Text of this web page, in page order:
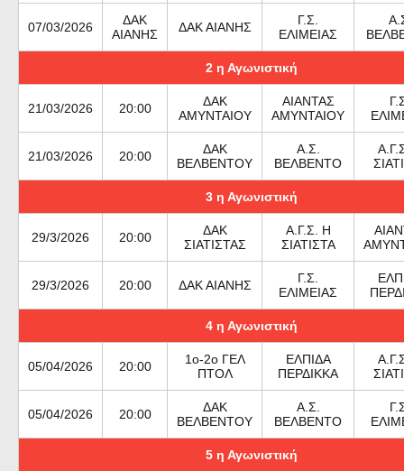
07/03/2026
ΔΑΚ
ΑΙΑΝΗΣ
ΔΑΚ ΑΙΑΝΗΣ
Γ.Σ.
ΕΛΙΜΕΙΑΣ
2 η Αγωνιστική
21/03/2026 20:00
ΔΑΚ
ΑΜΥΝΤΑΙΟΥ
ΑΙΑΝΤΑΣ
ΑΜΥΝΤΑΙΟΥ
21/03/2026 20:00
ΔΑΚ
ΒΕΛΒΕΝΤΟΥ
Α.Σ.
ΒΕΛΒΕΝΤΟ
3 η Αγωνιστική
29/3/2026 20:00
ΔΑΚ
ΣΙΑΤΙΣΤΑΣ
Α.Γ.Σ. Η
ΣΙΑΤΙΣΤΑ
29/3/2026 20:00 ΔΑΚ ΑΙΑΝΗΣ
Γ.Σ.
ΕΛΙΜΕΙΑΣ
4 η Αγωνιστική
05/04/2026 20:00
1ο-2ο ΓΕΛ
ΠΤΟΛ
ΕΛΠΙΔΑ
ΠΕΡΔΙΚΚΑ
05/04/2026 20:00
ΔΑΚ
ΒΕΛΒΕΝΤΟΥ
Α.Σ.
ΒΕΛΒΕΝΤΟ
5 η Αγωνιστική